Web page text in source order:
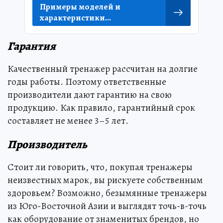
Примеры моделей и
характеристики...
Гарантия
Качественный тренажер рассчитан на долгие
годы работы. Поэтому ответственные
производители дают гарантию на свою
продукцию. Как правило, гарантийный срок
составляет не менее 3–5 лет.
Производитель
Стоит ли говорить, что, покупая тренажеры
неизвестных марок, вы рискуете собственным
здоровьем? Возможно, безымянные тренажеры
из Юго-Восточной Азии и выглядят точь-в-точь
как оборудование от знаменитых брендов, но